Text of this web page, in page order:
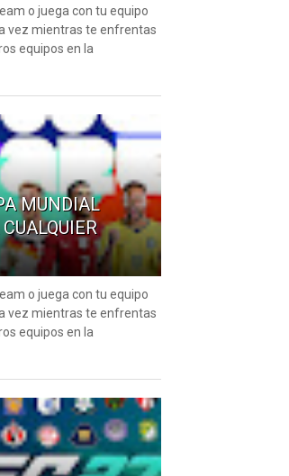
o juega con tu equipo
vez mientras te enfrentas
equipos en la
MUNDIAL
o juega con tu equipo
vez mientras te enfrentas
equipos en la